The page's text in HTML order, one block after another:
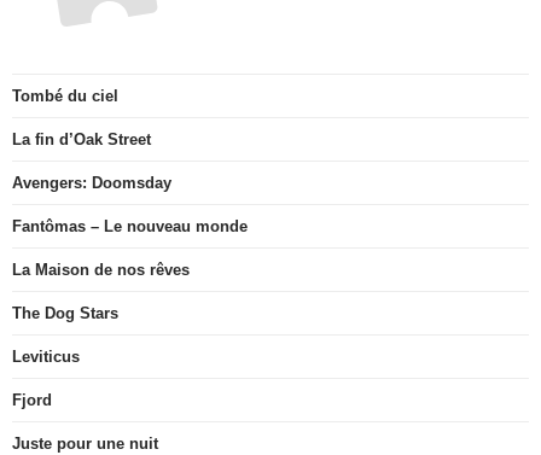
Tombé du ciel
La fin d’Oak Street
Avengers: Doomsday
Fantômas – Le nouveau monde
La Maison de nos rêves
The Dog Stars
Leviticus
Fjord
Juste pour une nuit